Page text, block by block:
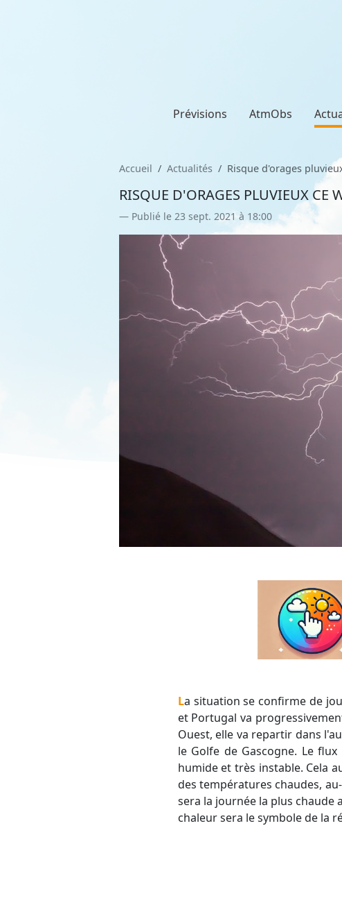
Prévisions AtmObs
Accueil Actualités Risque d'orages
RISQUE D'ORAGES PLUVIEUX CE
Publié le 23 sept. 2021 à 18:00
La situation se confirme de jour en jour. La goutte froide qui stationne depuis plusieurs jours entre Espagne
et Portugal va
Ouest, elle va repartir dans
le Golfe de Gascogne. Le
humide et très instable. Cela
des températures chaudes,
sera la journée la plus chaude
chaleur sera le symbole de la